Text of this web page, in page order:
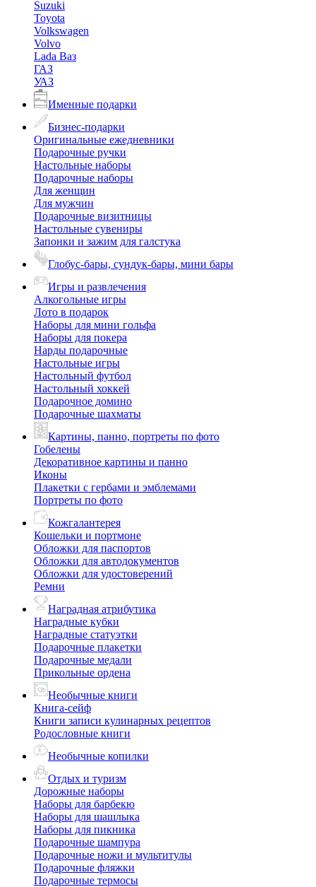
Suzuki
Toyota
Volkswagen
Volvo
Lada Ваз
ГАЗ
УАЗ
Именные подарки
Бизнес-подарки
Оригинальные ежедневники
Подарочные ручки
Настольные наборы
Подарочные наборы
Для женщин
Для мужчин
Подарочные визитницы
Настольные сувениры
Запонки и зажим для галстука
Глобус-бары, сундук-бары, мини бары
Игры и развлечения
Алкогольные игры
Лото в подарок
Наборы для мини гольфа
Наборы для покера
Нарды подарочные
Настольные игры
Настольный футбол
Настольный хоккей
Подарочное домино
Подарочные шахматы
Картины, панно, портреты по фото
Гобелены
Декоративное картины и панно
Иконы
Плакетки с гербами и эмблемами
Портреты по фото
Кожгалантерея
Кошельки и портмоне
Обложки для паспортов
Обложки для автодокументов
Обложки для удостоверений
Ремни
Наградная атрибутика
Наградные кубки
Наградные статуэтки
Подарочные плакетки
Подарочные медали
Прикольные ордена
Необычные книги
Книга-сейф
Книги записи кулинарных рецептов
Родословные книги
Необычные копилки
Отдых и туризм
Дорожные наборы
Наборы для барбекю
Наборы для шашлыка
Наборы для пикника
Подарочные шампура
Подарочные ножи и мультитулы
Подарочные фляжки
Подарочные термосы